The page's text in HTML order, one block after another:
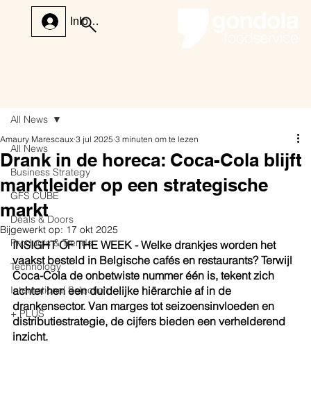
Inloggen
All News
Business Strategy
GFS CUBE
Deals & Doors
Products & Trends
Technology
International Selection
+ PLUS
All News
Drank in de horeca: Coca-Cola blijft
marktleider op een strategische
markt
Amaury Marescaux 3 jul 2025 3 minuten om te lezen
Bijgewerkt op: 17 okt 2025
INSIGHT OF THE WEEK - Welke drankjes worden het
vaakst besteld in Belgische cafés en restaurants? Terwijl
Coca-Cola de onbetwiste nummer één is, tekent zich
achter hen een duidelijke hiërarchie af in de
drankensector. Van marges tot seizoensinvloeden en
distributiestrategie, de cijfers bieden een verhelderend
inzicht.